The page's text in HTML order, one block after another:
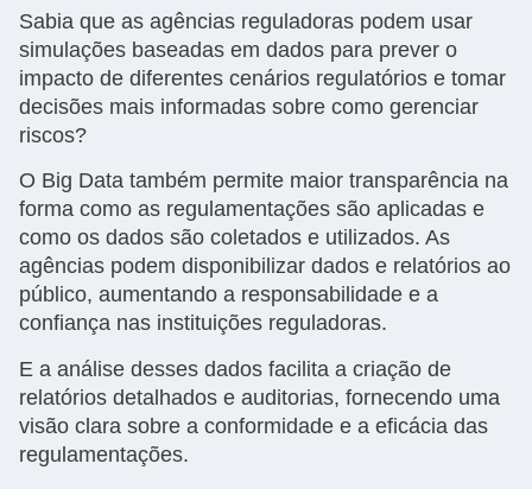
Sabia que as agências reguladoras podem usar
simulações baseadas em dados para prever o
impacto de diferentes cenários regulatórios e tomar
decisões mais informadas sobre como gerenciar
riscos?
O Big Data também permite maior transparência na
forma como as regulamentações são aplicadas e
como os dados são coletados e utilizados. As
agências podem disponibilizar dados e relatórios ao
público, aumentando a responsabilidade e a
confiança nas instituições reguladoras.
E a análise desses dados facilita a criação de
relatórios detalhados e auditorias, fornecendo uma
visão clara sobre a conformidade e a eficácia das
regulamentações.